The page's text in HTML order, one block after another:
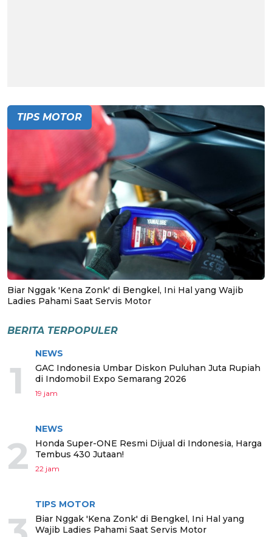
TIPS MOTOR
Biar Nggak 'Kena Zonk' di Bengkel, Ini Hal yang Wajib
Ladies Pahami Saat Servis Motor
BERITA TERPOPULER
1
NEWS
GAC Indonesia Umbar Diskon Puluhan Juta Rupiah
di Indomobil Expo Semarang 2026
19 jam
2
NEWS
Honda Super-ONE Resmi Dijual di Indonesia, Harga
Tembus 430 Jutaan!
22 jam
TIPS MOTOR
Biar Nggak 'Kena Zonk' di Bengkel, Ini Hal yang
Wajib Ladies Pahami Saat Servis Motor